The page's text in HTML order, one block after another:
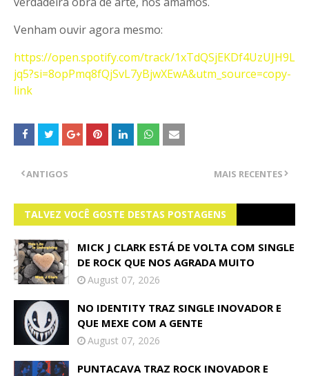
Venham ouvir agora mesmo:
https://open.spotify.com/track/1xTdQSjEKDf4UzUJH9L
jq5?si=8opPmq8fQjSvL7yBjwXEwA&utm_source=copy-
link
MAIS RECENTES
ANTIGOS
TALVEZ VOCÊ GOSTE DESTAS POSTAGENS
MICK J CLARK ESTÁ DE VOLTA COM SINGLE
DE ROCK QUE NOS AGRADA MUITO
August 07, 2026
NO IDENTITY TRAZ SINGLE INOVADOR E
QUE MEXE COM A GENTE
August 07, 2026
PUNTACAVA TRAZ ROCK INOVADOR E